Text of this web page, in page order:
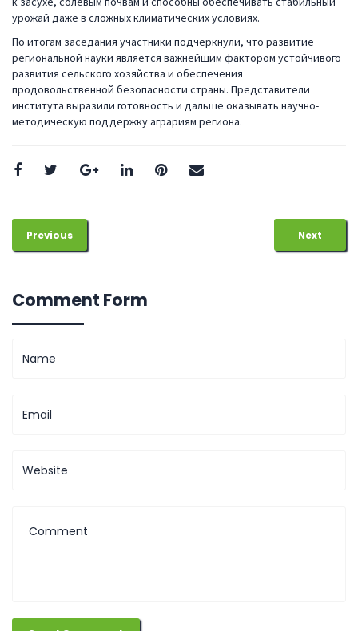
урожай даже в сложных климатических условиях.
По итогам заседания участники подчеркнули, что развитие
региональной науки является важнейшим фактором устойчивого
развития сельского хозяйства и обеспечения
продовольственной безопасности страны. Представители
института выразили готовность и дальше оказывать научно-
методическую поддержку аграриям региона.
Previous Next
Comment Form